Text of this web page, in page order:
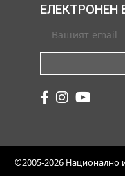
ЕЛЕКТРОНЕН
©2005-2026 Национално